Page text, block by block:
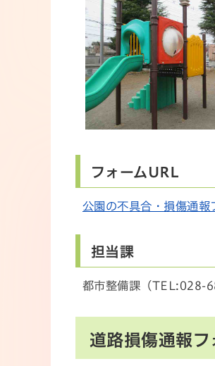
フォームURL
公園の不具合・損傷通報
担当課
都市整備課（TEL:028-
道路損傷通報フ